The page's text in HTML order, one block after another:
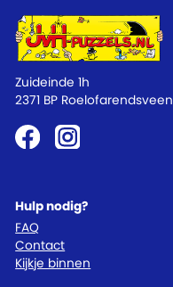
Hulp nodig?
FAQ
Contact
Kijkje binnen
Zuideinde 1h
2371 BP Roelofarendsveen